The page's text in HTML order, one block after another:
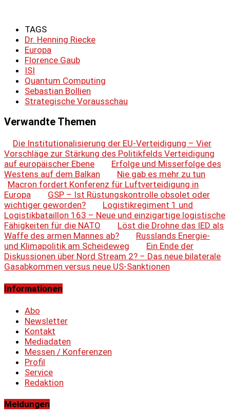
TAGS
Dr. Henning Riecke
Europa
Florence Gaub
ISI
Quantum Computing
Sebastian Bollien
Strategische Vorausschau
Verwandte Themen
Die Institutionalisierung der EU-Verteidigung – Vier
Vorschläge zur Stärkung des Politikfelds Verteidigung
auf europäischer Ebene
Erfolge und Misserfolge des
Westens auf dem Balkan
Nie gab es mehr zu tun
Macron fordert Konferenz für Luftverteidigung in
Europa
GSP – Ist Rüstungskontrolle obsolet oder
wichtiger geworden?
Logistikregiment 1 und
Logistikbataillon 163 – Neue und einzigartige logistische
Fähigkeiten für die NATO
Löst die Drohne das IED als
Waffe des armen Mannes ab?
Russlands Energie-
und Klimapolitik am Scheideweg
Ein Ende der
Diskussionen über Nord Stream 2? – Das neue bilaterale
Gasabkommen versus neue US-Sanktionen
Informationen
Abo
Newsletter
Kontakt
Mediadaten
Messen / Konferenzen
Profil
Service
Redaktion
Meldungen